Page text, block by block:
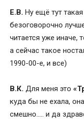
Е.В. Ну ещё тут
безоговорочно
читается уже иначе,
а сейчас такое
1990-00-е, и все)
В.К. Для меня это
куда бы не ехала,
смешно….. и да